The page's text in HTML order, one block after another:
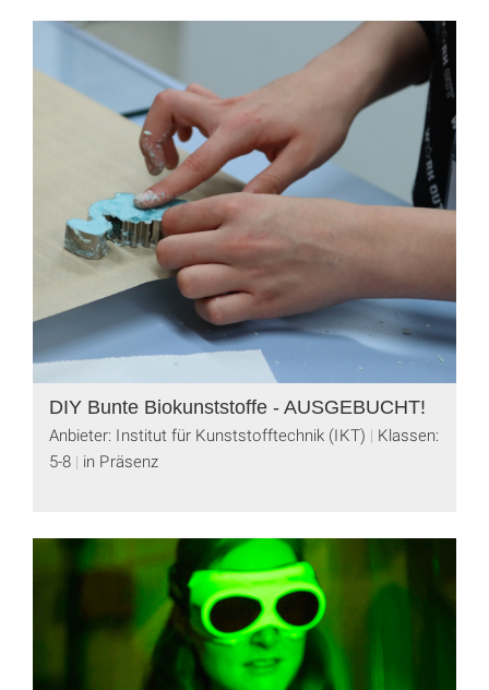
DIY Bunte Biokunststoffe - AUSGEBUCHT!
Anbieter: Institut für Kunststofftechnik (IKT)
Klassen:
5-8 in Präsenz